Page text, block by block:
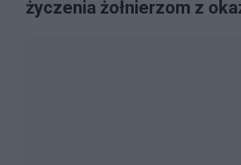
życzenia żołnierzom z